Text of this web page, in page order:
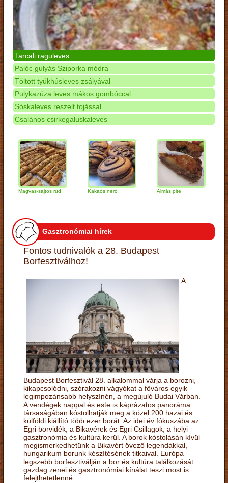
Tarcali raguleves
Palóc gulyás Sziporka módra
Töltött tyúkhúsleves zsályával
Pulykazúza leves mákos gombóccal
Sóskaleves reszelt tojással
Csalános csirkegaluskaleves
Magvas-sajtos rúd Kakaós néró Almás pite
Gasztronómiai hírek
Fontos tudnivalók a 28. Budapest
Borfesztiválhoz!
A
Budapest Borfesztivál 28. alkalommal várja a borozni,
kikapcsolódni, szórakozni vágyókat a főváros egyik
legimpozánsabb helyszínén, a megújuló Budai Várban.
A vendégek nappal és este is káprázatos panoráma
társaságában kóstolhatják meg a közel 200 hazai és
külföldi kiállító több ezer borát. Az idei év fókuszába az
Egri borvidék, a Bikavérek és Egri Csillagok, a helyi
gasztronómia és kultúra kerül. A borok kóstolásán kívül
megismerkedhetünk a Bikavért övező legendákkal,
hungarikum borunk készítésének titkaival. Európa
legszebb borfesztiválján a bor és kultúra találkozását
gazdag zenei és gasztronómiai kínálat teszi most is
felejthetetlenné.